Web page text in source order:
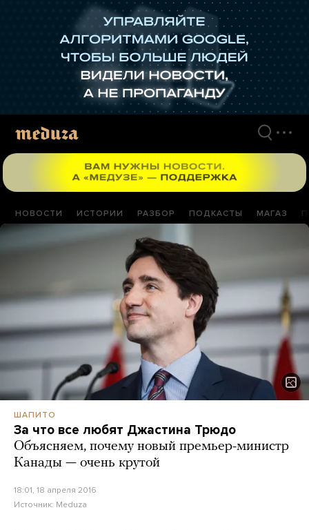
НОВОСТИ ИСТОРИИ РАЗБОР ПОДКАСТЫ МАГАЗ
ШАПИТО
За что все любят Джастина Трюдо
Объясняем, почему новый премьер-министр
Канады — очень крутой
18:01, 18 апреля 2016
Источник: Meduza